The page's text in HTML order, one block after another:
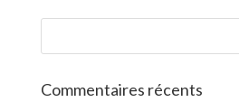
Commentaires récents